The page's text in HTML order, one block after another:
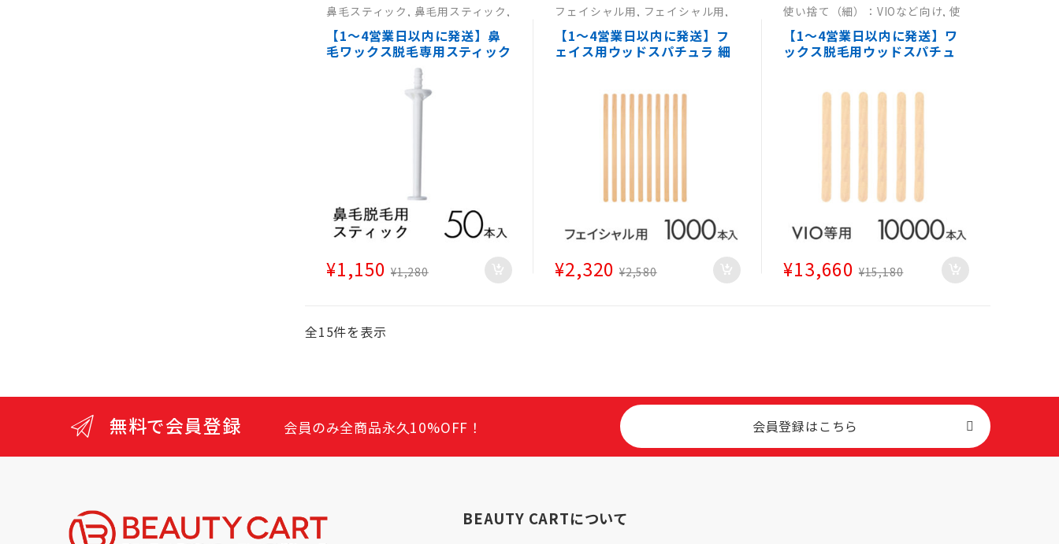
鼻毛スティック , 鼻毛用スティック ,
鼻毛用スティック , 鼻毛用スティッ
ク
【1～4営業日以内に発送】鼻
毛ワックス脱毛専用スティック
50本入 鼻毛脱毛 ブラジリアン
ワックス スパチュラ 棒 ヘラ
¥1,150 ¥1,280
フェイシャル用, フェイシャル用,
フェイシャル用 , フェイシャル用
【1～4営業日以内に発送】フ
ェイス用ウッドスパチュラ 細
ヘラ ワックス脱毛木製スパチ
ュラ エステ用品 サロン 医療
¥2,320 ¥2,580
使い捨て（細）：VIOなど向け,使
い捨て（細）：VIO等向け ,使い捨
て（細）：VIO等向け,使い捨て
（細）：VIO等向け
【1～4営業日以内に発送】ワ
ックス脱毛用ウッドスパチュ
クス ヘラ ワックス脱毛木製ス
¥13,660 ¥15,180
全15件を表示
無料で会員登録 会員のみ全商品永久10%OFF！ 会員登録はこちら
BEAUTY CARTについて